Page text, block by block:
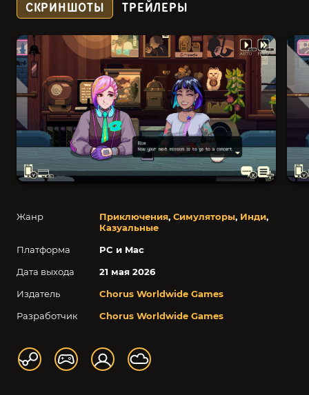
Жанр Приключения, Симуляторы, Инди,
Казуальные
Платформа
PC и Mac
Дата выхода
21 мая 2026
Издатель
Chorus Worldwide Games
Разработчик
Chorus Worldwide Games
СКРИНШОТЫ ТРЕЙЛЕРЫ